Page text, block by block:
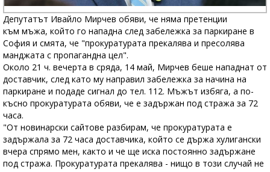
Депутатът Ивайло Мирчев обяви, че няма претенции
към мъжа, който го нападна след забележка за паркиране в
София и смята, че "прокуратурата прекалява и пресолява
манджата с пропагандна цел".
Около 21 ч. вечерта в сряда, 14 май, Мирчев беше нападнат от
доставчик, след като му направил забележка за начина на
паркиране и подаде сигнал до тел. 112. Мъжът избяга, а по-
късно прокуратурата обяви, че е задържан под стража за 72
часа.
"От новинарски сайтове разбирам, че прокуратурата е
задържала за 72 часа доставчика, който се държа хулигански
вчера спрямо мен, както и че ще иска постоянно задържане
под стража. Прокуратурата прекалява - нищо в този случай не